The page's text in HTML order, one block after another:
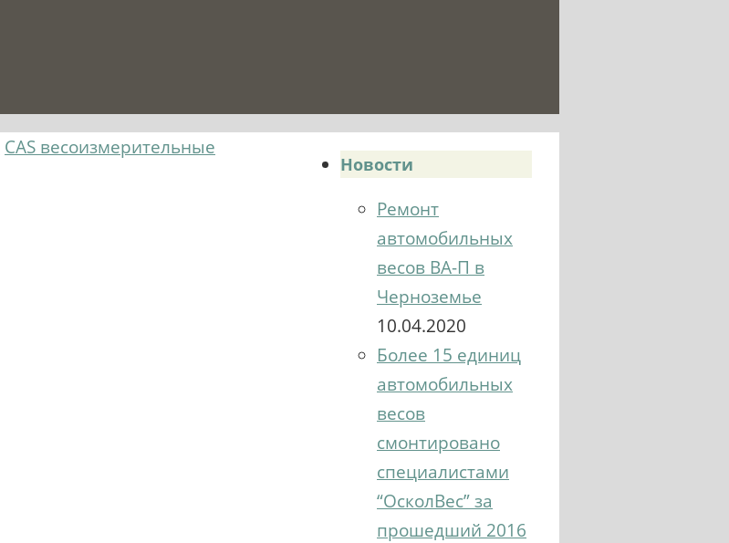
CAS весоизмерительные
Новости
Ремонт
автомобильных
весов ВА-П в
Черноземье
10.04.2020
Более 15 единиц
автомобильных
весов
смонтировано
специалистами
“ОсколВес” за
прошедший 2016